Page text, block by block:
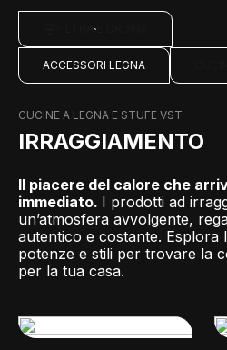
FILTRA E ORDINA
ACCESSORI LEGNA
CUCINE A LEGNA E STUFE VST
IRRAGGIAMENTO
Il piacere del calore che
immediato. I prodotti ad
un’atmosfera avvolgente,
autentico e costante. Esplora
potenze e stili per trovare la
per la tua casa.